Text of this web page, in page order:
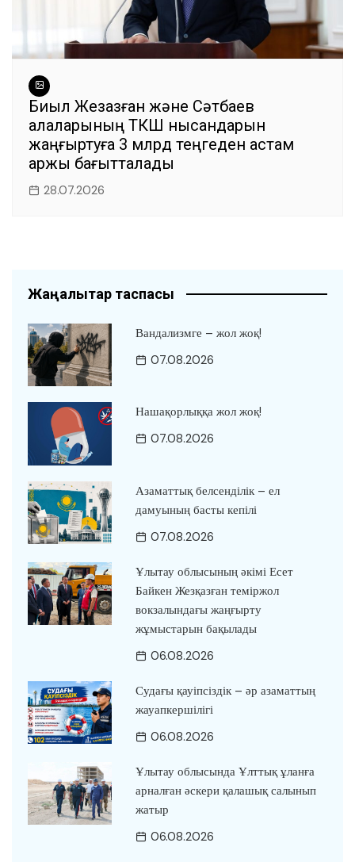
Биыл Жезқазған және Сәтбаев
қалаларының ТКШ нысандарын
жаңғыртуға 3 млрд теңгеден астам
қаржы бағытталады
28.07.2026
Жаңалықтар таспасы
Вандализмге – жол жоқ!
07.08.2026
Нашақорлыққа жол жоқ!
07.08.2026
Азаматтық белсенділік – ел
дамуының басты кепілі
07.08.2026
Ұлытау облысының әкімі Есет
Байкен Жезқазған теміржол
вокзалындағы жаңғырту
жұмыстарын бақылады
06.08.2026
Судағы қауіпсіздік – әр азаматтың
жауапкершілігі
06.08.2026
Ұлытау облысында Ұлттық ұланға
арналған әскери қалашық салынып
жатыр
06.08.2026